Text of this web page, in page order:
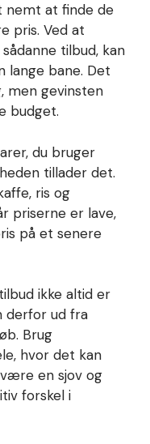
nemt at finde de
pris. Ved at
tilbud, kan
lange bane. Det
men gevinsten
budget.
du bruger
tillader det.
ris og
priserne er lave,
på et senere
ikke altid er
derfor ud fra
Brug
hvor det kan
en sjov og
forskel i